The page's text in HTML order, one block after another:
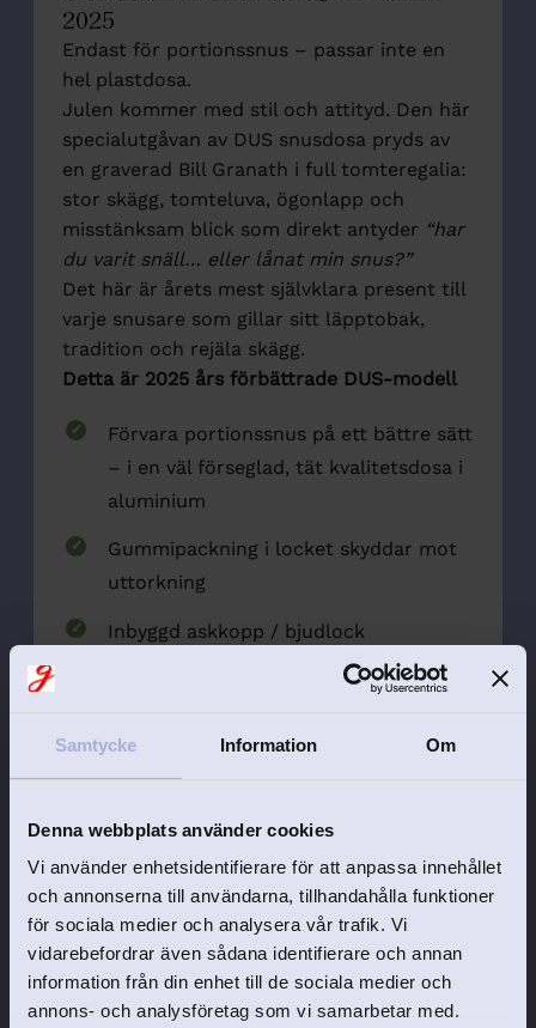
Samtycke Information Om
Denna webbplats använder cookies
Vi använder enhetsidentifierare för att anpassa innehållet
och annonserna till användarna, tillhandahålla funktioner
för sociala medier och analysera vår trafik. Vi
vidarebefordrar även sådana identifierare och annan
information från din enhet till de sociala medier och
annons- och analysföretag som vi samarbetar med.
2025
Endast för portionssnus – passar inte en
hel plastdosa.
Julen kommer med stil och attityd. Den här
specialutgåvan av DUS snusdosa pryds av
en graverad Bill Granath i full tomteregalia:
stor skägg, tomteluva, ögonlapp och
misstänksam blick som direkt antyder “har
du varit snäll… eller lånat min snus?”
Det här är årets mest självklara present till
varje snusare som gillar sitt läpptobak,
tradition och rejäla skägg.
Detta är 2025 års förbättrade DUS-modell
Förvara portionssnus på ett bättre sätt
– i en väl förseglad, tät kvalitetsdosa i
aluminium
Gummipackning i locket skyddar mot
uttorkning
Inbyggd askkopp / bjudlock
Passar alla former av portionssnus
⚠️ Praktisk info ✔ Endast för portionssnus
direkt i DUS-dosan
Varför man vill ha den här dosan:
Elegant • Gör julbordet, jakten, julfesten
eller soffkvällen 200% mer ikonisk • Perfekt
julklapp, fars dag-gåva, presentbyte eller